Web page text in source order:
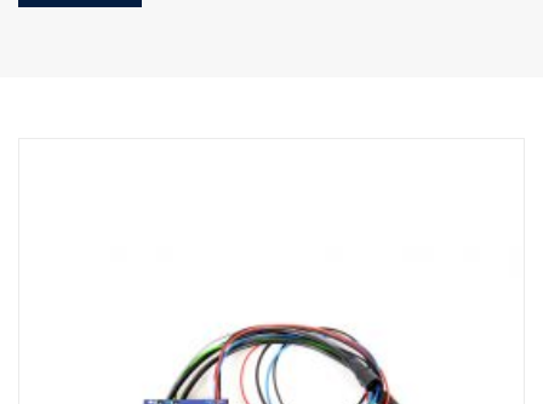
Wyświetlanie w trybie podzielonego ekranu, lewa/prawa i obraz w